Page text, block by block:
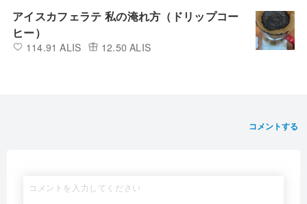
アイスカフェラテ 私の淹れ方（ドリップコー
ヒー）
114.91 ALIS 12.50 ALIS
コメントする